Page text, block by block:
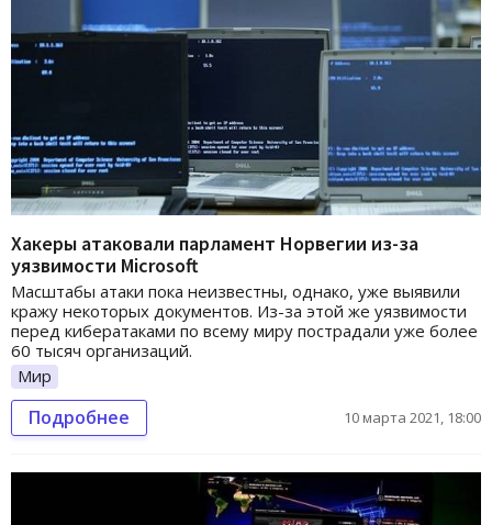
Хакеры атаковали парламент Норвегии из-за
уязвимости Microsoft
Масштабы атаки пока неизвестны, однако, уже выявили
кражу некоторых документов. Из-за этой же уязвимости
перед кибератаками по всему миру пострадали уже более
60 тысяч организаций.
Мир
Подробнее 10 марта 2021, 18:00